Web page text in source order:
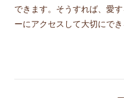
できます。そうすれば、愛
ーにアクセスして大切にで